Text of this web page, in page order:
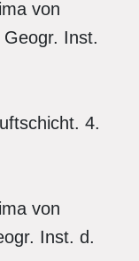
von
Inst.
4.
von
Inst. d.